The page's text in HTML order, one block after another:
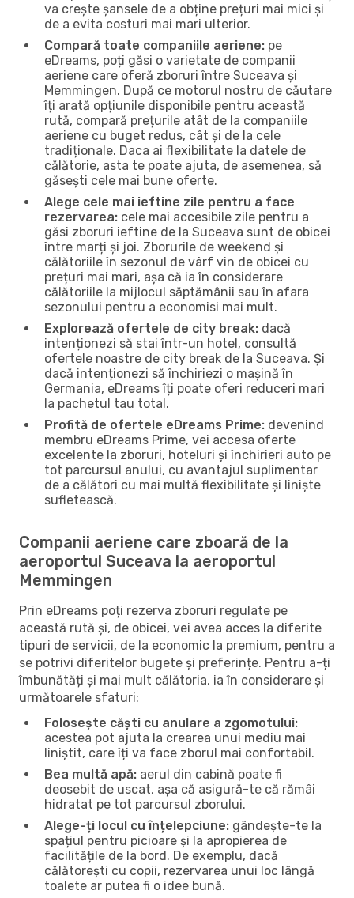
va crește șansele de a obține prețuri mai mici și
de a evita costuri mai mari ulterior.
Compară toate companiile aeriene: pe
eDreams, poți găsi o varietate de companii
aeriene care oferă zboruri între Suceava și
Memmingen. După ce motorul nostru de căutare
îți arată opțiunile disponibile pentru această
rută, compară prețurile atât de la companiile
aeriene cu buget redus, cât și de la cele
tradiționale. Daca ai flexibilitate la datele de
călătorie, asta te poate ajuta, de asemenea, să
găsești cele mai bune oferte.
Alege cele mai ieftine zile pentru a face
rezervarea: cele mai accesibile zile pentru a
găsi zboruri ieftine de la Suceava sunt de obicei
între marți și joi. Zborurile de weekend și
călătoriile în sezonul de vârf vin de obicei cu
prețuri mai mari, așa că ia în considerare
călătoriile la mijlocul săptămânii sau în afara
sezonului pentru a economisi mai mult.
Explorează ofertele de city break: dacă
intenționezi să stai într-un hotel, consultă
ofertele noastre de city break de la Suceava. Și
dacă intenționezi să închiriezi o mașină în
Germania, eDreams îți poate oferi reduceri mari
la pachetul tau total.
Profită de ofertele eDreams Prime: devenind
membru eDreams Prime, vei accesa oferte
excelente la zboruri, hoteluri și închirieri auto pe
tot parcursul anului, cu avantajul suplimentar
de a călători cu mai multă flexibilitate și liniște
sufletească.
Companii aeriene care zboară de la
aeroportul Suceava la aeroportul
Memmingen
Prin eDreams poți rezerva zboruri regulate pe
această rută și, de obicei, vei avea acces la diferite
tipuri de servicii, de la economic la premium, pentru a
se potrivi diferitelor bugete și preferințe. Pentru a-ți
îmbunătăți și mai mult călătoria, ia în considerare și
următoarele sfaturi:
Folosește căști cu anulare a zgomotului:
acestea pot ajuta la crearea unui mediu mai
liniștit, care îți va face zborul mai confortabil.
Bea multă apă: aerul din cabină poate fi
deosebit de uscat, așa că asigură-te că rămâi
hidratat pe tot parcursul zborului.
Alege-ți locul cu înțelepciune: gândește-te la
spațiul pentru picioare și la apropierea de
facilitățile de la bord. De exemplu, dacă
călătorești cu copii, rezervarea unui loc lângă
toalete ar putea fi o idee bună.